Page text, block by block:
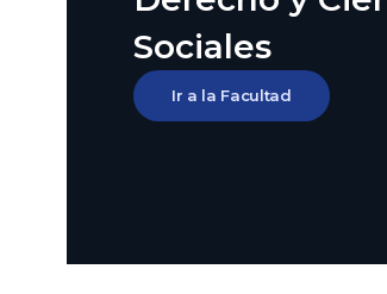
Sociales
Ir a la Facultad